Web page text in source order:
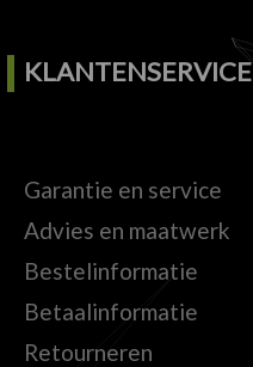
KLANTENSERVICE
Garantie en service
Advies en maatwerk
Bestelinformatie
Betaalinformatie
Retourneren